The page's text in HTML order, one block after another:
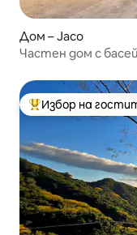
Дом – Jaco
Частен дом с
Най-популярен
Избор на